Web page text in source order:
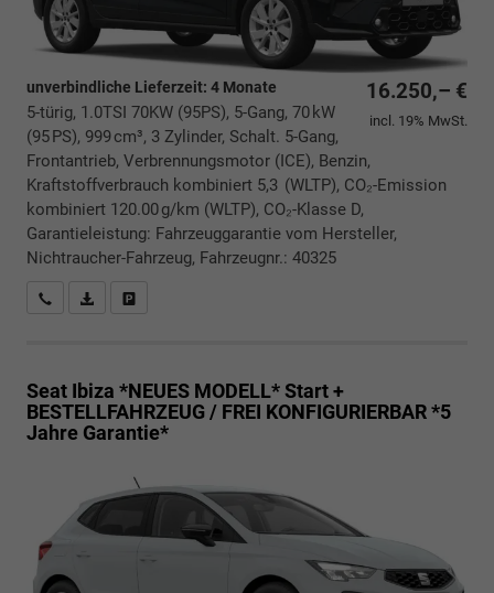
16.250,– €
incl. 19% MwSt.
unverbindliche Lieferzeit: 4 Monate
5-türig, 1.0TSI 70KW (95PS), 5-Gang, 70 kW
(95 PS), 999 cm³, 3 Zylinder, Schalt. 5-Gang,
Frontantrieb, Verbrennungsmotor (ICE), Benzin,
Kraftstoffverbrauch kombiniert 5,3 (WLTP), CO₂-Emission
kombiniert 120.00 g/km (WLTP), CO₂-Klasse D,
Garantieleistung: Fahrzeuggarantie vom Hersteller,
Nichtraucher-Fahrzeug, Fahrzeugnr.: 40325
Rückrufbitte absenden
PDF-Datei, Fahrzeugexposé drucken
Seat Ibiza *NEUES MODELL*Start +
BESTELLFAHRZEUG / FREI KONFIGURIERBAR *5
Jahre Garantie*